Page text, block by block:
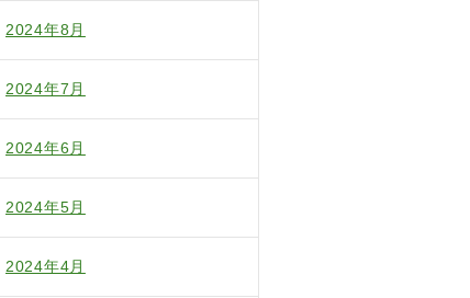
2024年8月
2024年7月
2024年6月
2024年5月
2024年4月